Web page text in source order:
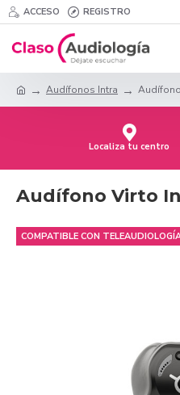
ACCESO REGISTRO
Audífonos Intra
Localiza tu centro
Audífono Virto
COMPATIBLE CON